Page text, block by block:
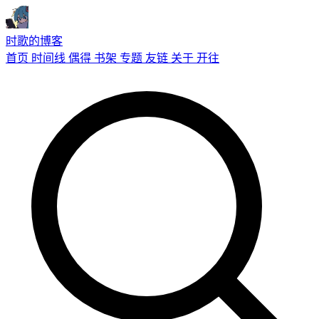
时歌的博客
首页 时间线 偶得 书架 专题 友链 关于 开往